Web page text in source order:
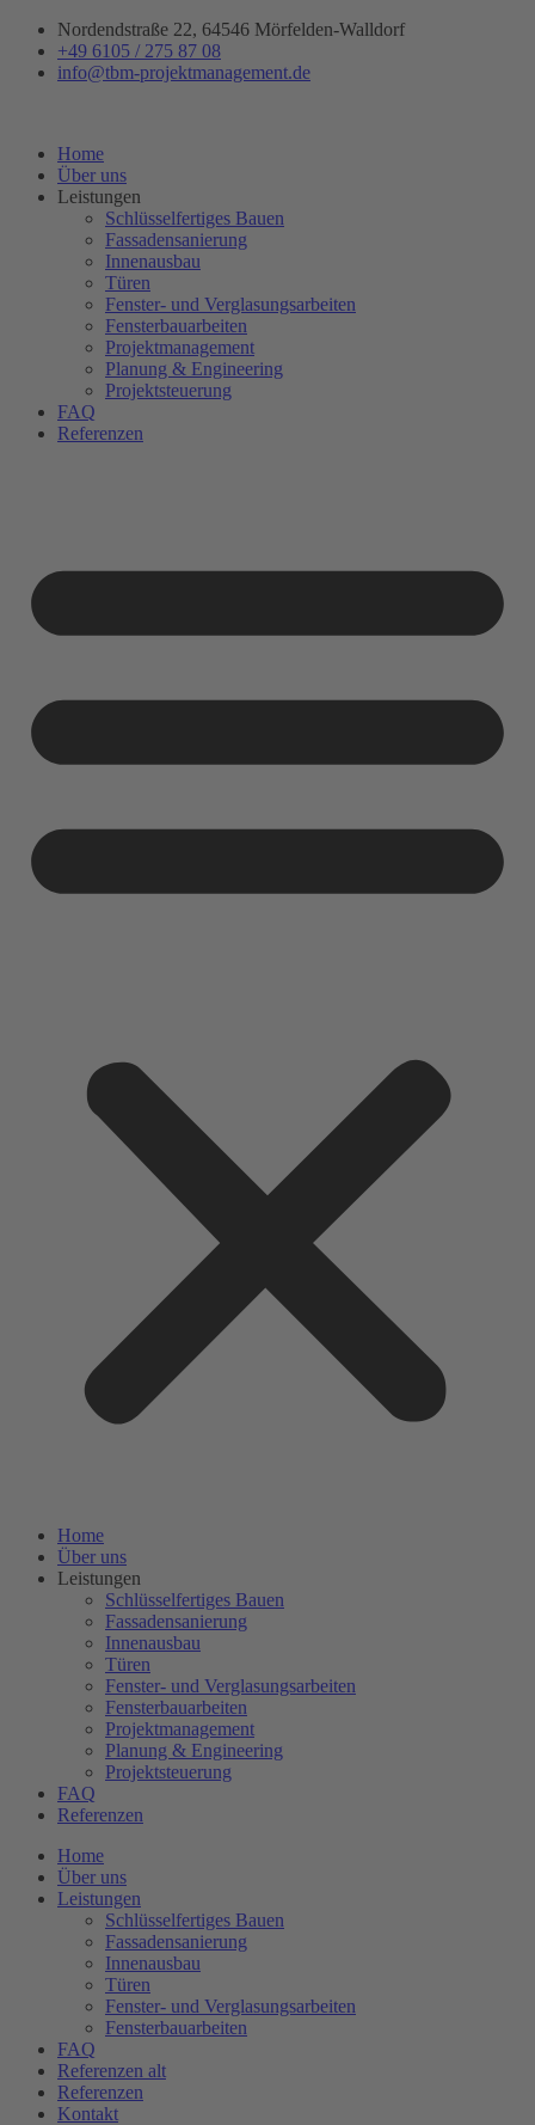
Zum
Inhalt
springen
Nordendstraße 22, 64546 Mörfelden-Walldorf
+49 6105 / 275 87 08
info@tbm-projektmanagement.de
Home
Über uns
Leistungen
Schlüsselfertiges Bauen
Fassadensanierung
Innenausbau
Türen
Fenster- und Verglasungsarbeiten
Fensterbauarbeiten
Projektmanagement
Planung & Engineering
Projektsteuerung
FAQ
Referenzen
Home
Über uns
Leistungen
Schlüsselfertiges Bauen
Fassadensanierung
Innenausbau
Türen
Fenster- und Verglasungsarbeiten
Fensterbauarbeiten
Projektmanagement
Planung & Engineering
Projektsteuerung
FAQ
Referenzen
Home
Über uns
Leistungen
Schlüsselfertiges Bauen
Fassadensanierung
Innenausbau
Türen
Fenster- und Verglasungsarbeiten
Fensterbauarbeiten
FAQ
Referenzen alt
Referenzen
Kontakt